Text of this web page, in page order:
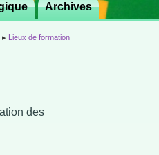
principalArchives
▸ Lieux de formation
des